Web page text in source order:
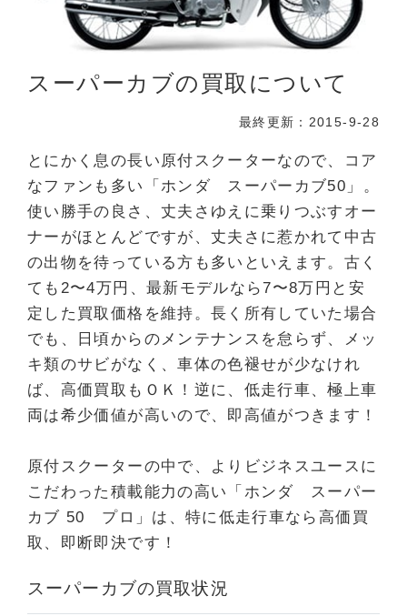
スーパーカブの買取について
最終更新：2015-9-28
とにかく息の長い原付スクーターなので、コア
なファンも多い「ホンダ スーパーカブ50」。
使い勝手の良さ、丈夫さゆえに乗りつぶすオー
ナーがほとんどですが、丈夫さに惹かれて中古
の出物を待っている方も多いといえます。古く
ても2〜4万円、最新モデルなら7〜8万円と安
定した買取価格を維持。長く所有していた場合
でも、日頃からのメンテナンスを怠らず、メッ
キ類のサビがなく、車体の色褪せが少なけれ
ば、高価買取もＯＫ！逆に、低走行車、極上車
両は希少価値が高いので、即高値がつきます！
原付スクーターの中で、よりビジネスユースに
こだわった積載能力の高い「ホンダ スーパー
カブ 50 プロ」は、特に低走行車なら高価買
取、即断即決です！
スーパーカブの買取状況